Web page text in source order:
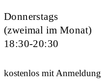
Donnerstags
(zweimal im Monat)
18:30-20:30
kostenlos mit Anmeldung